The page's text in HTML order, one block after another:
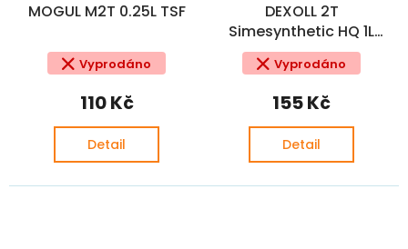
MOGUL M2T 0.25L TSF
Vyprodáno
110 Kč
Detail
DEXOLL 2T
Simesynthetic HQ 1L
zelený s odměrkou 1:50
Vyprodáno
155 Kč
Detail